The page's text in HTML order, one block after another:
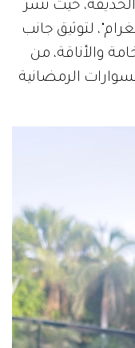
حيث نشر
لتوثيق جانب
والأناقة، من
الرمضانية